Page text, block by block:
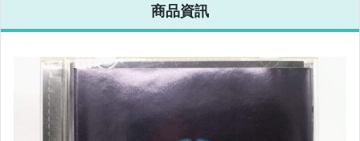
▌文學 ▌小說 ▌
✈現代文學
✈中國古典
✈西洋古典
商品資訊